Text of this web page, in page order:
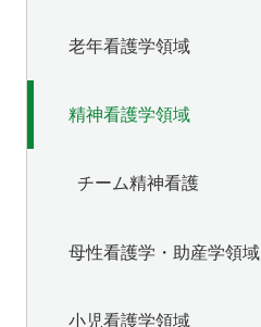
老年看護学領域
精神看護学領域
チーム精神看護
母性看護学・助産学領域
小児看護学領域